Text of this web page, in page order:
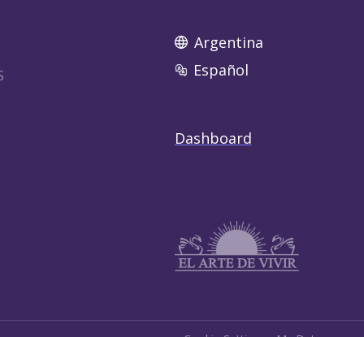
Argentina
Español
Dashboard